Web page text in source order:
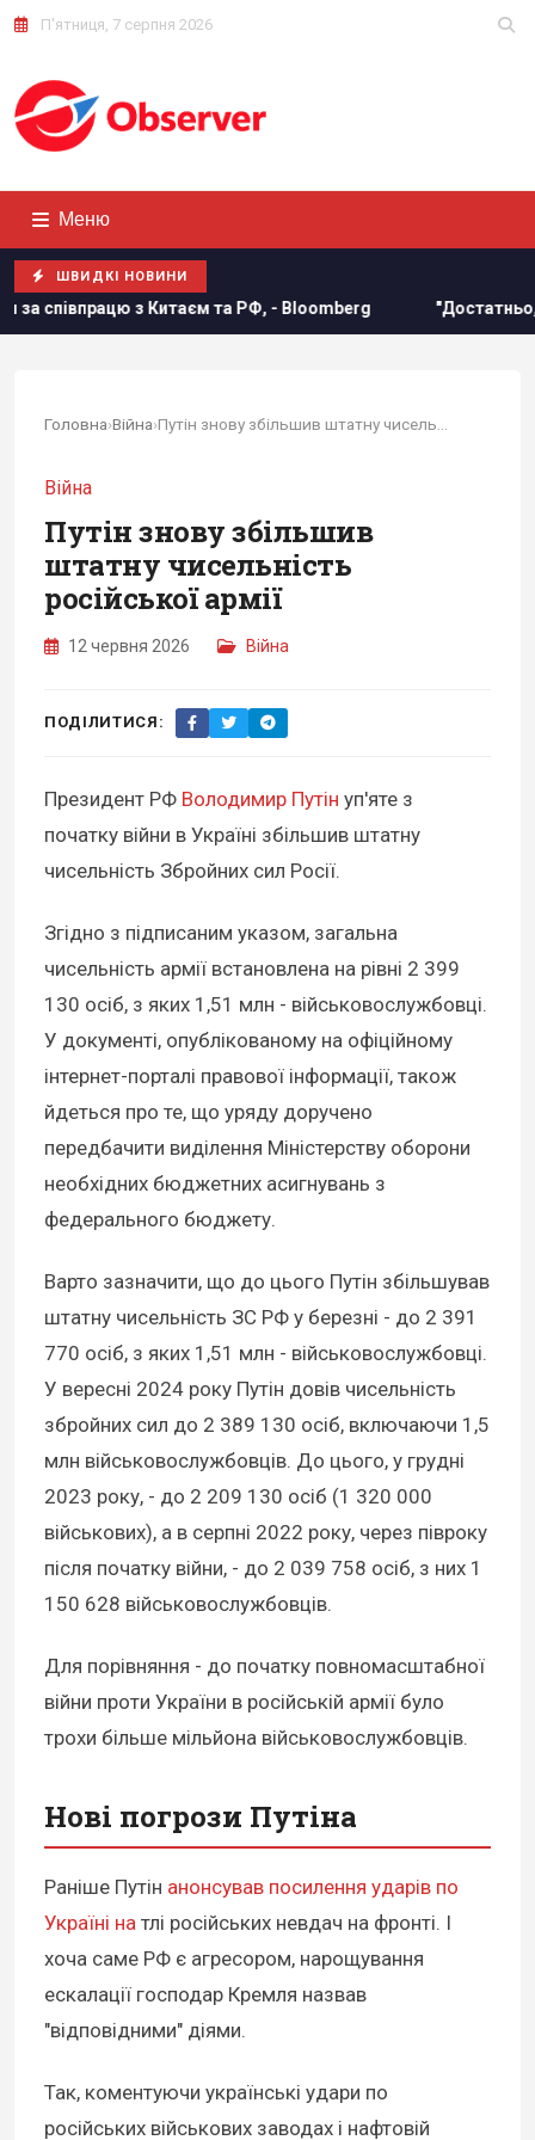
П'ятниця, 7 серпня 2026
Меню
ШВИДКІ НОВИНИ
з Китаєм та РФ, - Bloomberg "Достатньо, щоб вижити,
Головна›Війна›
Війна
Путін знову збільшив
штатну чисельність
російської армії
12 червня 2026 Війна
ПОДІЛИТИСЯ:
Президент РФ Володимир Путін уп'яте з
початку війни в Україні збільшив штатну
чисельність Збройних сил Росії.
Згідно з підписаним указом, загальна
чисельність армії встановлена на рівні 2 399
130 осіб, з яких 1,51 млн - військовослужбовці.
У документі, опублікованому на офіційному
інтернет-порталі правової інформації, також
йдеться про те, що уряду доручено
передбачити виділення Міністерству оборони
необхідних бюджетних асигнувань з
федерального бюджету.
Варто зазначити, що до цього Путін збільшував
штатну чисельність ЗС РФ у березні - до 2 391
770 осіб, з яких 1,51 млн - військовослужбовці.
У вересні 2024 року Путін довів чисельність
збройних сил до 2 389 130 осіб, включаючи 1,5
млн військовослужбовців. До цього, у грудні
2023 року, - до 2 209 130 осіб (1 320 000
військових), а в серпні 2022 року, через півроку
після початку війни, - до 2 039 758 осіб, з них 1
150 628 військовослужбовців.
Для порівняння - до початку повномасштабної
війни проти України в російській армії було
трохи більше мільйона військовослужбовців.
Нові погрози Путіна
Раніше Путін анонсував посилення ударів по
Україні на тлі російських невдач на фронті. І
хоча саме РФ є агресором, нарощування
ескалації господар Кремля назвав
"відповідними" діями.
Так, коментуючи українські удари по
російських військових заводах і нафтовій